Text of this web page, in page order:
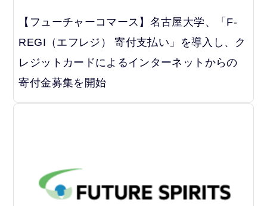
【フューチャーコマース】名古屋大学、「F-
REGI（エフレジ） 寄付支払い」を導入し、ク
レジットカードによるインターネットからの
寄付金募集を開始